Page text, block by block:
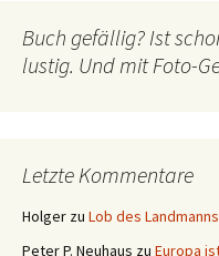
Buch gefällig? Ist
lustig. Und mit Foto-
Letzte Kommentare
Holger zu Lob des Landmanns
Peter P. Neuhaus zu Europa